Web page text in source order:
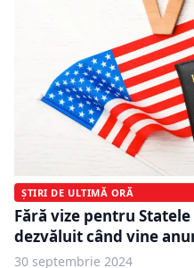
ȘTIRI DE ULTIMĂ ORĂ
Fără vize pentru
dezvăluit când vine
30 septembrie 2024